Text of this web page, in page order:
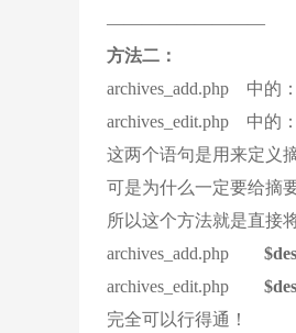
—————————
方法二：
archives_add.php 中的：
archives_edit.php 中的
这两个语句是用来定义
可是为什么一定要给摘
所以这个方法就是直接
archives_add.php
archives_edit.php
完全可以行得通！